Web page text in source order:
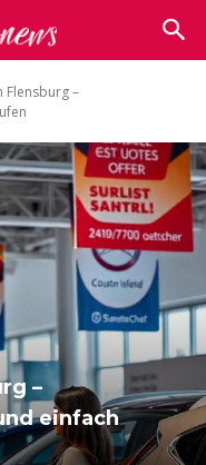
Flensburg –
–
einfach